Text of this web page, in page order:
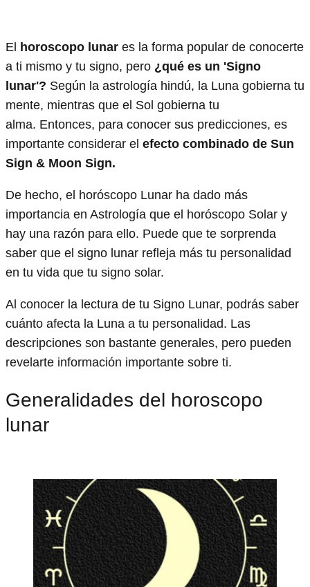
El horoscopo lunar es la forma popular de conocerte
a ti mismo y tu signo, pero ¿qué es un 'Signo
lunar'? Según la astrología hindú, la Luna gobierna tu
mente, mientras que el Sol gobierna tu
alma. Entonces, para conocer sus predicciones, es
importante considerar el efecto combinado de Sun
Sign & Moon Sign.
De hecho, el horóscopo Lunar ha dado más
importancia en Astrología que el horóscopo Solar y
hay una razón para ello. Puede que te sorprenda
saber que el signo lunar refleja más tu personalidad
en tu vida que tu signo solar.
Al conocer la lectura de tu Signo Lunar, podrás saber
cuánto afecta la Luna a tu personalidad. Las
descripciones son bastante generales, pero pueden
revelarte información importante sobre ti.
Generalidades del horoscopo
lunar